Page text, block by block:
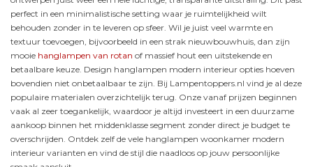
perfect in een minimalistische setting waar je ruimtelijkheid wilt
behouden zonder in te leveren op sfeer. Wil je juist veel warmte en
textuur toevoegen, bijvoorbeeld in een strak nieuwbouwhuis, dan zijn
mooie hanglampen van rotan of massief hout een uitstekende en
betaalbare keuze. Design hanglampen modern interieur opties hoeven
bovendien niet onbetaalbaar te zijn. Bij Lampentoppers.nl vind je al deze
populaire materialen overzichtelijk terug. Onze vanaf prijzen beginnen
vaak al zeer toegankelijk, waardoor je altijd investeert in een duurzame
aankoop binnen het middenklasse segment zonder direct je budget te
overschrijden. Ontdek zelf de vele hanglampen woonkamer modern
interieur varianten en vind de stijl die naadloos op jouw persoonlijke